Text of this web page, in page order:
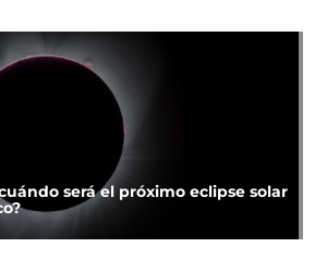
será el próximo eclipse solar